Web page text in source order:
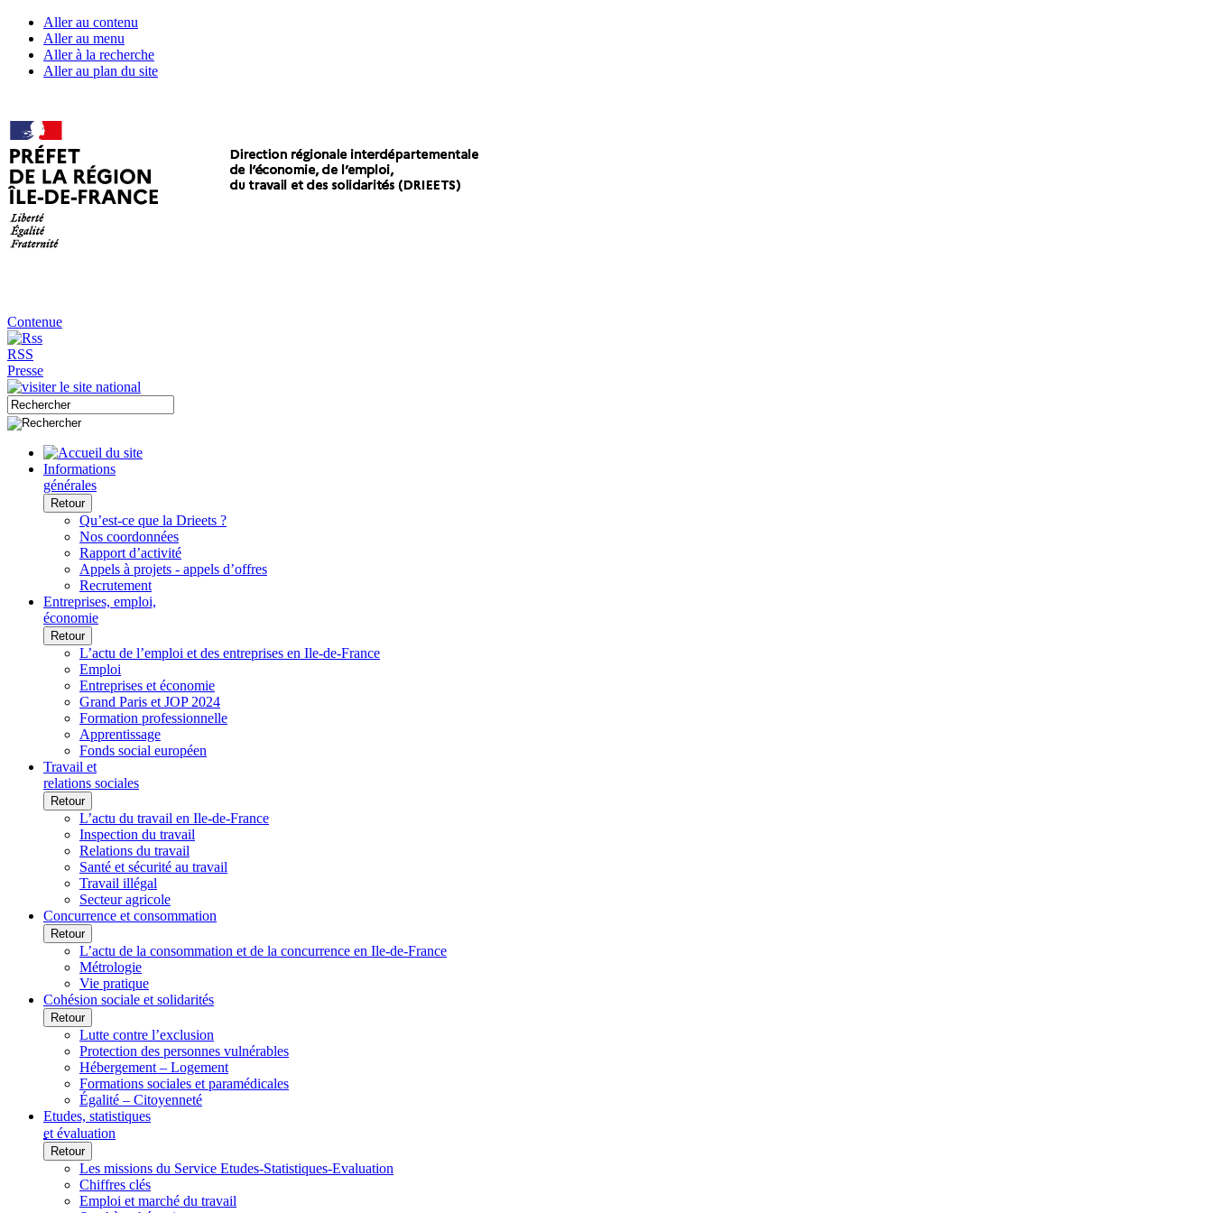
Aller au contenu
Aller au menu
Aller à la recherche
Aller au plan du site
Contenue
RSS
Presse
Informations
générales
Retour
Qu’est-ce que la Drieets ?
Nos coordonnées
Rapport d’activité
Appels à projets - appels d’offres
Recrutement
Entreprises, emploi,
économie
Retour
L’actu de l’emploi et des entreprises en Ile-de-France
Emploi
Entreprises et économie
Grand Paris et JOP 2024
Formation professionnelle
Apprentissage
Fonds social européen
Travail et
relations sociales
Retour
L’actu du travail en Ile-de-France
Inspection du travail
Relations du travail
Santé et sécurité au travail
Travail illégal
Secteur agricole
Concurrence et consommation
Retour
L’actu de la consommation et de la concurrence en Ile-de-France
Métrologie
Vie pratique
Cohésion sociale et solidarités
Retour
Lutte contre l’exclusion
Protection des personnes vulnérables
Hébergement – Logement
Formations sociales et paramédicales
Égalité – Citoyenneté
Etudes, statistiques
et évaluation
Retour
Les missions du Service Etudes-Statistiques-Evaluation
Chiffres clés
Emploi et marché du travail